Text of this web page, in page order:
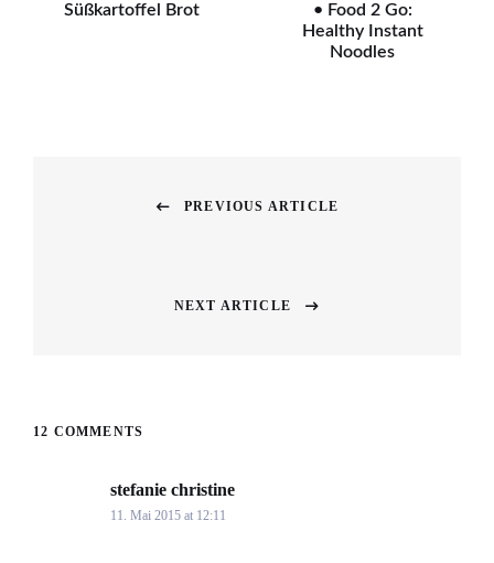
Süßkartoffel Brot
• Food 2 Go:
Healthy Instant
Noodles
PREVIOUS ARTICLE
NEXT ARTICLE
12 COMMENTS
stefanie christine
11. Mai 2015 at 12:11